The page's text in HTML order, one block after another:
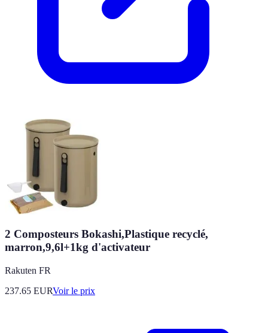
2 Composteurs Bokashi,Plastique recyclé,
marron,9,6l+1kg d'activateur
Rakuten FR
237.65 EURVoir le prix